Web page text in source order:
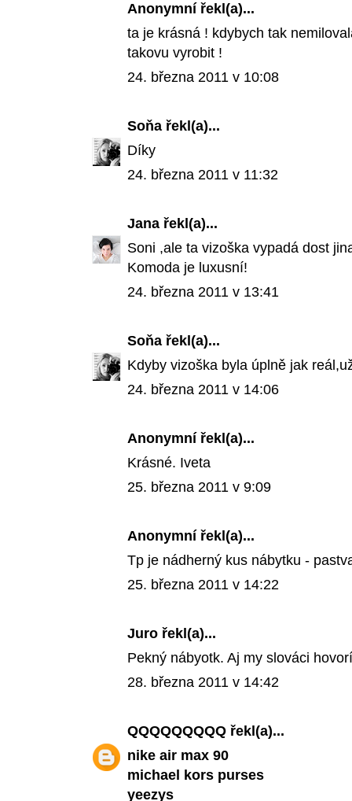
Anonymní řekl(a)...
ta je krásná ! kdybych tak
takovu vyrobit !
24. března 2011 v 10:08
Soňa řekl(a)...
Díky
24. března 2011 v 11:32
Jana řekl(a)...
Soni ,ale ta vizoška vypadá dost
Komoda je luxusní!
24. března 2011 v 13:41
Soňa řekl(a)...
Kdyby vizoška byla úplně jak
24. března 2011 v 14:06
Anonymní řekl(a)...
Krásné. Iveta
25. března 2011 v 9:09
Anonymní řekl(a)...
Tp je nádherný kus nábytku -
25. března 2011 v 14:22
Juro řekl(a)...
Pekný nábyotk. Aj my slováci
28. března 2011 v 14:42
QQQQQQQQQ řekl(a)...
nike air max 90
michael kors purses
yeezys